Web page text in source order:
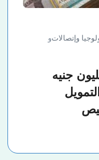
وإتصالاتو
جنيه